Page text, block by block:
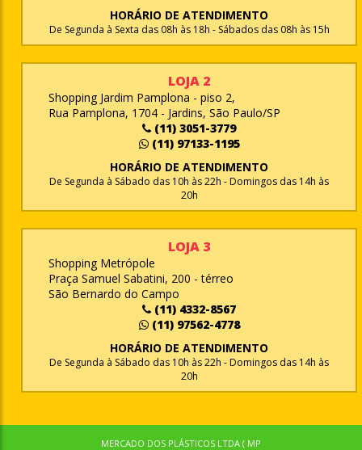
HORÁRIO DE ATENDIMENTO
De Segunda à Sexta das 08h às 18h - Sábados das 08h às 15h
LOJA 2
Shopping Jardim Pamplona - piso 2,
Rua Pamplona, 1704 - Jardins, São Paulo/SP
(11) 3051-3779
(11) 97133-1195
HORÁRIO DE ATENDIMENTO
De Segunda à Sábado das 10h às 22h - Domingos das 14h às
20h
LOJA 3
Shopping Metrópole
Praça Samuel Sabatini, 200 - térreo
São Bernardo do Campo
(11) 4332-8567
(11) 97562-4778
HORÁRIO DE ATENDIMENTO
De Segunda à Sábado das 10h às 22h - Domingos das 14h às
20h
MERCADO DOS PLÁSTICOS LTDA ( MP